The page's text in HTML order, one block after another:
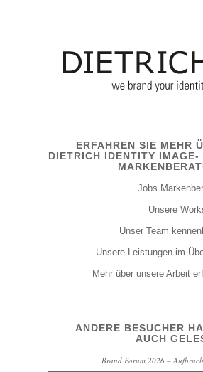
ERFAHREN SIE MEHR
DIETRICH IDENTITY IMAGE-
Jobs
Unsere
Unser Team
Unsere Leistungen im
Mehr über unsere Arbeit
ANDERE BESUCHER
AUCH
Brand Forum 2026 –